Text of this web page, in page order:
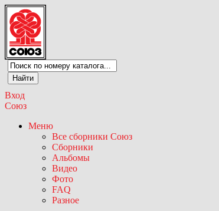
Вход
Союз
Меню
Все сборники Союз
Сборники
Альбомы
Видео
Фото
FAQ
Разное